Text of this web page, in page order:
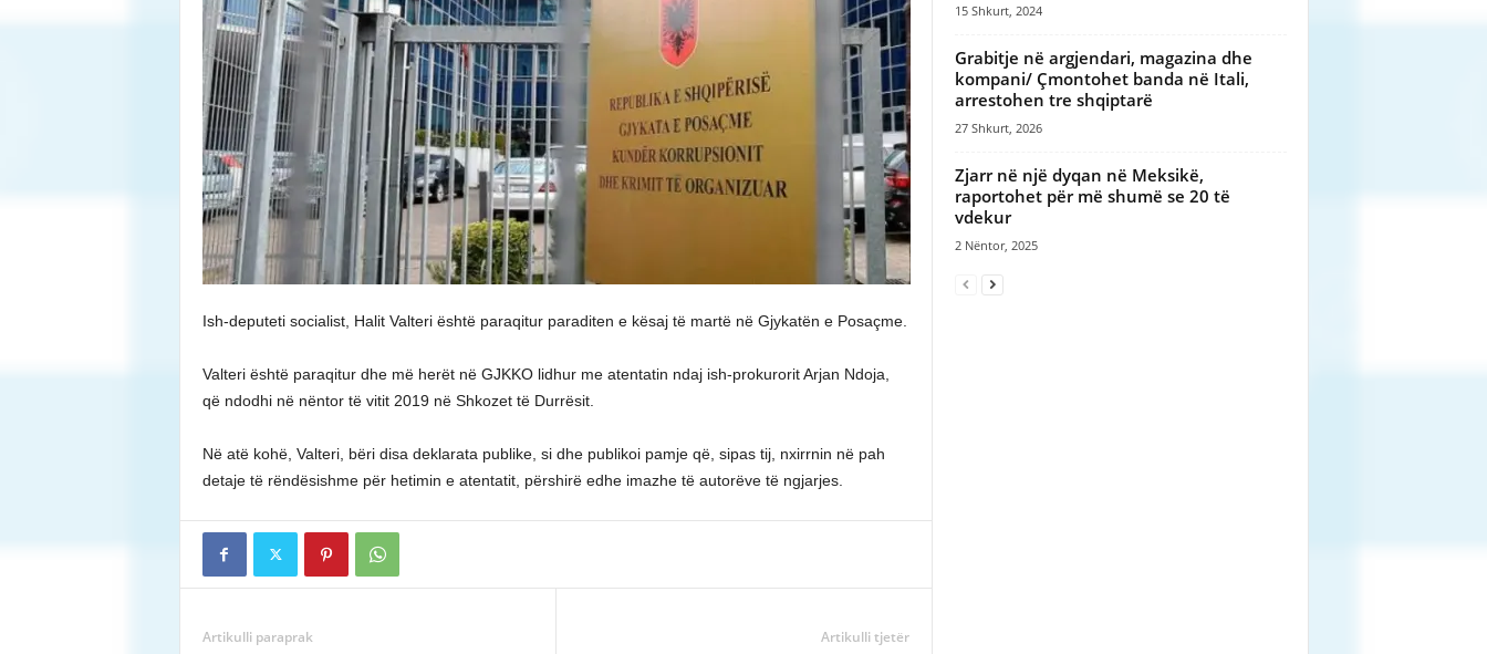
Ish-deputeti socialist, Halit Valteri është paraqitur paraditen e kësaj të martë në Gjykatën e Posaçme.
Valteri është paraqitur dhe më herët në GJKKO lidhur me atentatin ndaj ish-prokurorit Arjan Ndoja,
që ndodhi në nëntor të vitit 2019 në Shkozet të Durrësit.
Në atë kohë, Valteri, bëri disa deklarata publike, si dhe publikoi pamje që, sipas tij, nxirrnin në pah
detaje të rëndësishme për hetimin e atentatit, përshirë edhe imazhe të autorëve të ngjarjes.
Artikulli paraprak Artikulli tjetër
15 Shkurt, 2024
Grabitje në argjendari, magazina dhe
kompani/ Çmontohet banda në Itali,
arrestohen tre shqiptarë
27 Shkurt, 2026
Zjarr në një dyqan në Meksikë,
raportohet për më shumë se 20 të
vdekur
2 Nëntor, 2025